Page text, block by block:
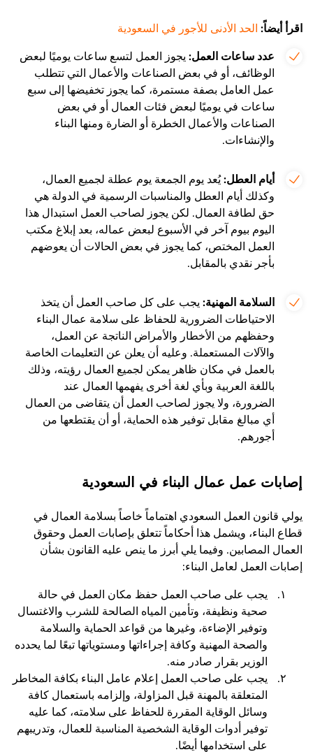
اقرأ أيضاً: الحد الأدنى للأجور في السعودية
عدد ساعات العمل:يجوز العمل لتسع ساعات يوميًا لبعض
الوظائف، أو في بعض الصناعات والأعمال التي تتطلب
عمل العامل بصفة مستمرة، كما يجوز تخفيضها إلى سبع
ساعات في يوميًا لبعض فئات العمال أو في بعض
الصناعات والأعمال الخطرة أو الضارة ومنها البناء
والإنشاءات.
أيام العطل:يُعد يوم الجمعة يوم عطلة لجميع العمال،
وكذلك أيام العطل والمناسبات الرسمية في الدولة هي
حق لطافة العمال. لكن يجوز لصاحب العمل استبدال هذا
اليوم بيوم آخر في الأسبوع لبعض عماله، بعد إبلاغ مكتب
العمل المختص، كما يجوز في بعض الحالات أن يعوضهم
بأجر نقدي بالمقابل.
السلامة المهنية:يجب على كل صاحب العمل أن يتخذ
الاحتياطات الضرورية للحفاظ على سلامة عمال البناء
وحفظهم من الأخطار والأمراض الناتجة عن العمل،
والآلات المستعملة. وعليه أن يعلن عن التعليمات الخاصة
بالعمل في مكان ظاهر يمكن لجميع العمال رؤيته، وذلك
باللغة العربية وبأي لغة أخرى يفهمها العمال عند
الضرورة، ولا يجوز لصاحب العمل أن يتقاضى من العمال
أي مبالغ مقابل توفير هذه الحماية، أو أن يقتطعها من
أجورهم.
إصابات عمل عمال البناء في السعودية
يولي قانون العمل السعودي اهتماماً خاصاً بسلامة العمال في
قطاع البناء، ويشمل هذا أحكاماً تتعلق بإصابات العمل وحقوق
العمال المصابين. وفيما يلي أبرز ما ينص عليه القانون بشأن
إصابات العمل لعامل البناء:
يجب على صاحب العمل حفظ مكان العمل في حالة
صحية ونظيفة، وتأمين المياه الصالحة للشرب والاغتسال
وتوفير الإضاءة، وغيرها من قواعد الحماية والسلامة
والصحة المهنية وكافة إجراءاتها ومستوياتها تبعًا لما يحدده
الوزير بقرار صادر منه.
يجب على صاحب العمل إعلام عامل البناء بكافة المخاطر
المتعلقة بالمهنة قبل المزاولة، وإلزامه باستعمال كافة
وسائل الوقاية المقررة للحفاظ على سلامته، كما عليه
توفير أدوات الوقاية الشخصية المناسبة للعمال، وتدريبهم
على استخدامها أيضًا.